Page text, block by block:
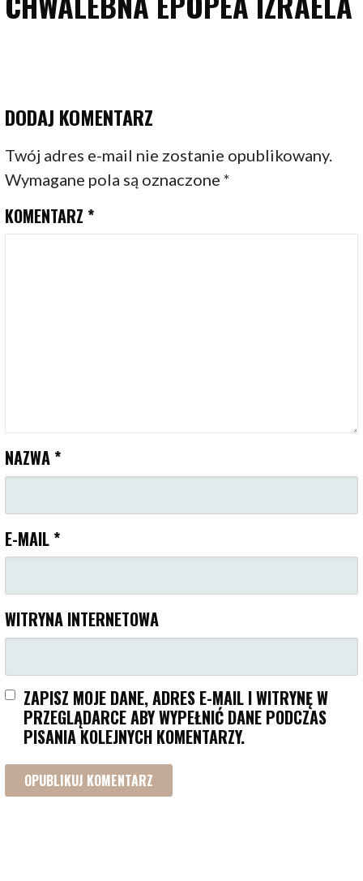
DODAJ KOMENTARZ
Twój adres e-mail nie zostanie opublikowany.
Wymagane pola są oznaczone*
KOMENTARZ *
NAZWA *
E-MAIL *
WITRYNA INTERNETOWA
ZAPISZ MOJE DANE, ADRES E-MAIL I WITRYNĘ W
PRZEGLĄDARCE ABY WYPEŁNIĆ DANE PODCZAS
PISANIA KOLEJNYCH KOMENTARZY.